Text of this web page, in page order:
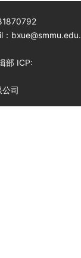
：bxue@smmu.edu.
部 ICP:
司